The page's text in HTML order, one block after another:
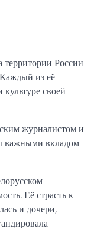
России
из её
своей
журналистом и
важными вкладом
Её страсть к
и дочери,